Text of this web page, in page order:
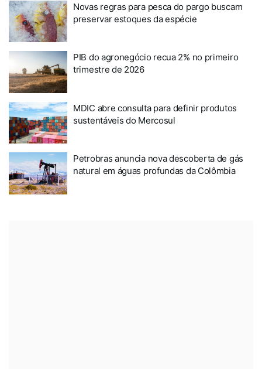
Novas regras para pesca do pargo buscam
preservar estoques da espécie
PIB do agronegócio recua 2% no primeiro
trimestre de 2026
MDIC abre consulta para definir produtos
sustentáveis do Mercosul
Petrobras anuncia nova descoberta de gás
natural em águas profundas da Colômbia